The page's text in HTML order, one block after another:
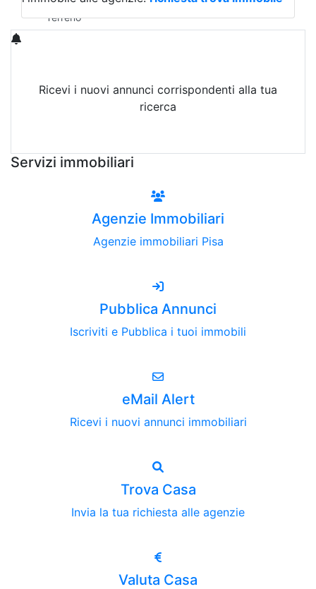
Terreno edificabile
Terreno
Ricevi i nuovi annunci corrispondenti alla tua
ricerca
Servizi immobiliari
Agenzie Immobiliari
Agenzie immobiliari Pisa
Pubblica Annunci
Iscriviti e Pubblica i tuoi immobili
eMail Alert
Ricevi i nuovi annunci immobiliari
Trova Casa
Invia la tua richiesta alle agenzie
Valuta Casa